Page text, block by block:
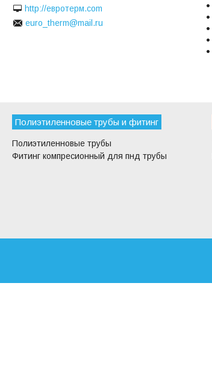
http://евротерм.com
euro_therm@mail.ru
Полиэтиленновые трубы и фитинг
Полиэтиленновые трубы
Фитинг компресионный для пнд трубы